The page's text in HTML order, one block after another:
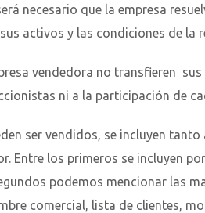
necesario que la empresa
activos y las condiciones de la
vendedora no transfieren
ni a la participación de
ser vendidos, se incluyen
Entre los primeros se incluyen
podemos mencionar las
comercial, lista de clientes,